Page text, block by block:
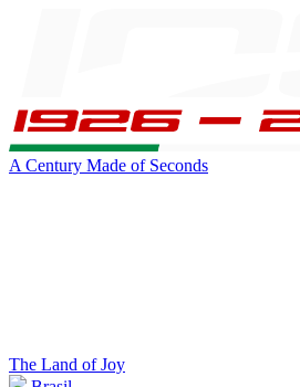
A Century Made of Seconds
The Land of Joy